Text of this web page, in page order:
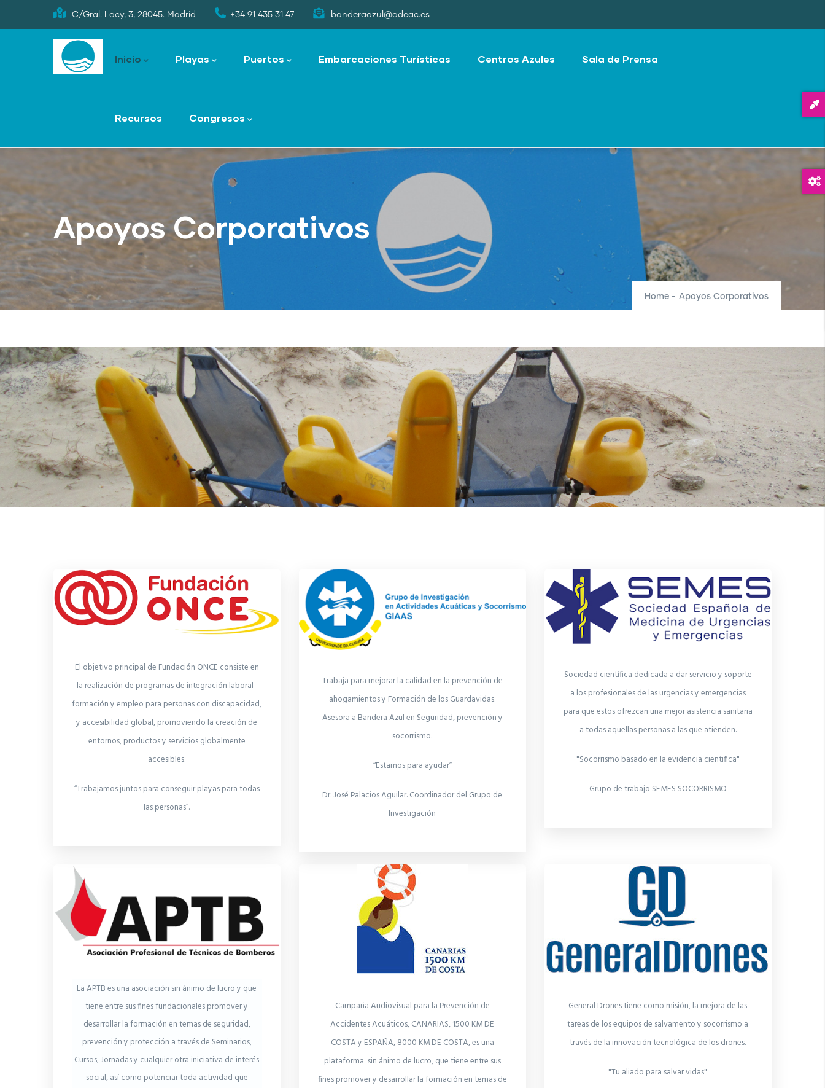
to
C/Gral. Lacy, 3, 28045. Madrid +34 91 435 31 47 banderaazul@adeac.es
navigation
Inicio Playas Puertos Embarcaciones Turísticas Centros Azules Sala de Prensa
Recursos Congresos
Apoyos Corporativos
Home - Apoyos Corporativos
El objetivo principal de Fundación ONCE consiste en
la realización de programas de integración laboral-
formación y empleo para personas con discapacidad,
y accesibilidad global, promoviendo la creación de
entornos, productos y servicios globalmente
accesibles.
“Trabajamos juntos para conseguir playas para todas
las personas”.
Trabaja para mejorar la calidad en la prevención de
ahogamientos y Formación de los Guardavidas.
Asesora a Bandera Azul en Seguridad, prevención y
socorrismo.
“Estamos para ayudar”
Dr. José Palacios Aguilar. Coordinador del Grupo de
Investigación
Sociedad científica dedicada a dar servicio y soporte
a los profesionales de las urgencias y emergencias
para que estos ofrezcan una mejor asistencia sanitaria
a todas aquellas personas a las que atienden.
"Socorrismo basado en la evidencia cientifica"
Grupo de trabajo SEMES SOCORRISMO
La APTB es una asociación sin ánimo de lucro y que
tiene entre sus fines fundacionales promover y
desarrollar la formación en temas de seguridad,
prevención y protección a través de Seminarios,
Cursos, Jornadas y cualquier otra iniciativa de interés
social, así como potenciar toda actividad que
Campaña Audiovisual para la Prevención de
Accidentes Acuáticos, CANARIAS, 1500 KM DE
COSTA y ESPAÑA, 8000 KM DE COSTA, es una
plataforma sin ánimo de lucro, que tiene entre sus
fines promover y desarrollar la formación en temas de
General Drones tiene como misión, la mejora de las
tareas de los equipos de salvamento y socorrismo a
través de la innovación tecnológica de los drones.
"Tu aliado para salvar vidas"